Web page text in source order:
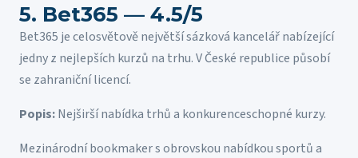
5. Bet365 — 4.5/5
Bet365 je celosvětově největší sázková kancelář nabízející
jedny z nejlepších kurzů na trhu. V České republice působí
se zahraniční licencí.
Popis:Nejširší nabídka trhů a konkurenceschopné kurzy.
Mezinárodní bookmaker s obrovskou nabídkou sportů a